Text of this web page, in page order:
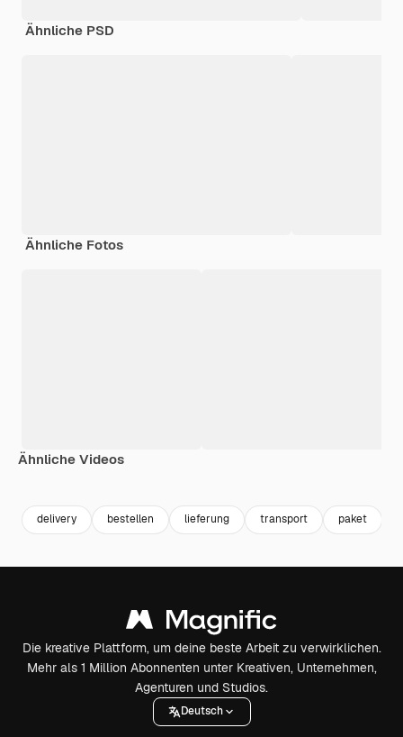
Ähnliche PSD
Ähnliche Fotos
Ähnliche Videos
delivery bestellen lieferung transport paket
Die kreative Plattform, um deine beste Arbeit zu verwirklichen.
Mehr als 1 Million Abonnenten unter Kreativen, Unternehmen,
Agenturen und Studios.
Deutsch